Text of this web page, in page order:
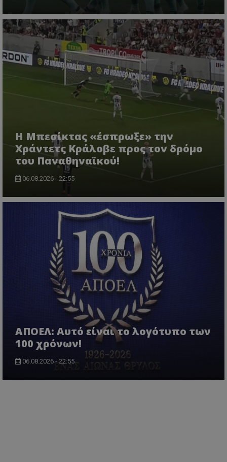
Η Μπεσίκτας «έσπρωξε» την
Χράντετς Κράλοβε προς τον δρόμο
του Παναθηναϊκού!
06.08.2026 - 22:55
ΑΠΟΕΛ: Αυτό είναι το λογότυπο των
100 χρόνων!
06.08.2026 - 22:55